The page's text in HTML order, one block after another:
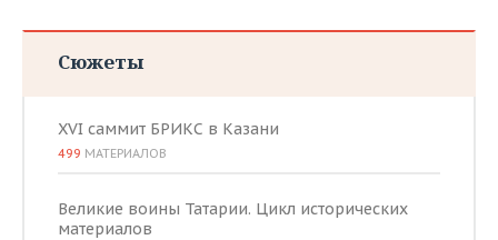
Сюжеты
XVI саммит БРИКС в Казани
499 МАТЕРИАЛОВ
Великие воины Татарии. Цикл исторических
материалов